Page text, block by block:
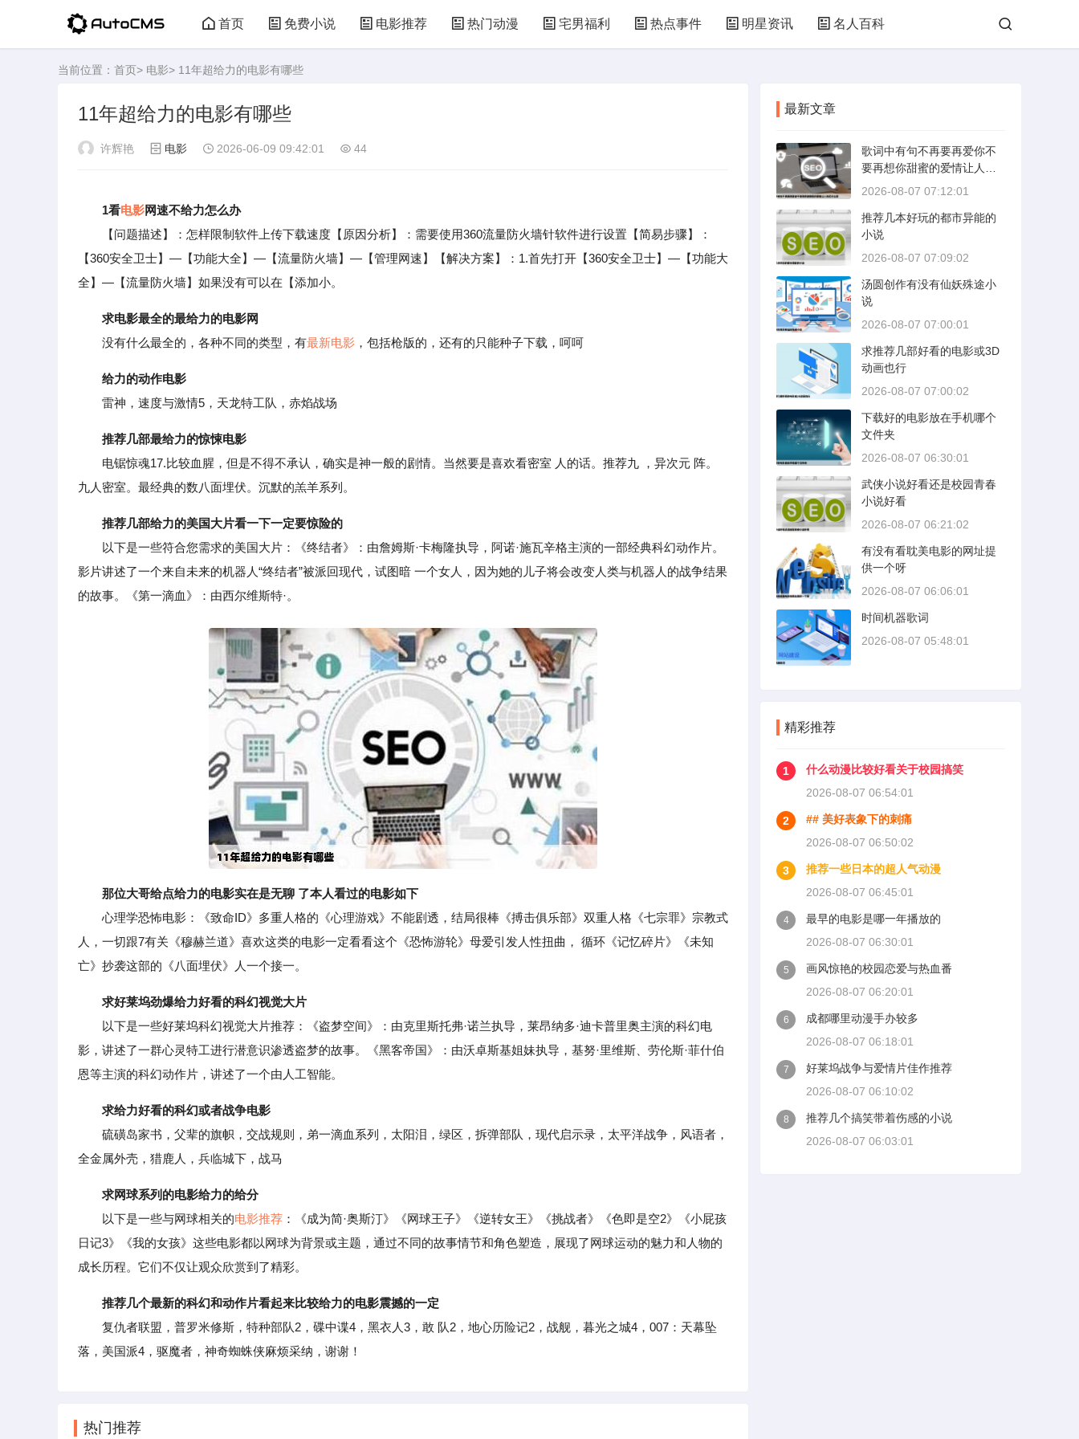
首页 免费小说 电影推荐 热门动漫 宅男福利 热点事件 明星资讯 名人百科
当前位置： 首页> 电影> 11年超给力的电影有哪些
11年超给力的电影有哪些
许辉艳 电影 2026-06-09 09:42:01 44
1看电影网速不给力怎么办
【问题描述】：怎样限制软件上传下载速度【原因分析】：需要使用360流量防火墙针软件进行设置【简易步骤】：
【360安全卫士】—【功能大全】—【流量防火墙】—【管理网速】【解决方案】：1.首先打开【360安全卫士】—【功能大
全】—【流量防火墙】如果没有可以在【添加小。
求电影最全的最给力的电影网
没有什么最全的，各种不同的类型，有最新电影 ，包括枪版的，还有的只能种子下载，呵呵
给力的动作电影
雷神，速度与激情5，天龙特工队，赤焰战场
推荐几部最给力的惊悚电影
电锯惊魂17.比较血腥，但是不得不承认，确实是神一般的剧情。当然要是喜欢看密室 人的话。推荐九 ，异次元 阵。
九人密室。最经典的数八面埋伏。沉默的羔羊系列。
推荐几部给力的美国大片看一下一定要惊险的
以下是一些符合您需求的美国大片：《终结者》：由詹姆斯·卡梅隆执导，阿诺·施瓦辛格主演的一部经典科幻动作片。
影片讲述了一个来自未来的机器人“终结者”被派回现代，试图暗 一个女人，因为她的儿子将会改变人类与机器人的战争结果
的故事。《第一滴血》：由西尔维斯特·。
那位大哥给点给力的电影实在是无聊 了本人看过的电影如下
心理学恐怖电影：《致命ID》多重人格的《心理游戏》不能剧透，结局很棒《搏击俱乐部》双重人格《七宗罪》宗教式
人，一切跟7有关《穆赫兰道》喜欢这类的电影一定看看这个《恐怖游轮》母爱引发人性扭曲， 循环《记忆碎片》《未知
亡》抄袭这部的《八面埋伏》人一个接一。
求好莱坞劲爆给力好看的科幻视觉大片
以下是一些好莱坞科幻视觉大片推荐：《盗梦空间》：由克里斯托弗·诺兰执导，莱昂纳多·迪卡普里奥主演的科幻电
影，讲述了一群心灵特工进行潜意识渗透盗梦的故事。《黑客帝国》：由沃卓斯基姐妹执导，基努·里维斯、劳伦斯·菲什伯
恩等主演的科幻动作片，讲述了一个由人工智能。
求给力好看的科幻或者战争电影
硫磺岛家书，父辈的旗帜，交战规则，弟一滴血系列，太阳泪，绿区，拆弹部队，现代启示录，太平洋战争，风语者，
全金属外壳，猎鹿人，兵临城下，战马
求网球系列的电影给力的给分
以下是一些与网球相关的电影推荐 ：《成为简·奥斯汀》《网球王子》《逆转女王》《挑战者》《色即是空2》《小屁孩
日记3》《我的女孩》这些电影都以网球为背景或主题，通过不同的故事情节和角色塑造，展现了网球运动的魅力和人物的
成长历程。它们不仅让观众欣赏到了精彩。
推荐几个最新的科幻和动作片看起来比较给力的电影震撼的一定
复仇者联盟，普罗米修斯，特种部队2，碟中谍4，黑衣人3，敢 队2，地心历险记2，战舰，暮光之城4，007：天幕坠
落，美国派4，驱魔者，神奇蜘蛛侠麻烦采纳，谢谢！
热门推荐
最新文章
歌词中有句不再要再爱你不
要再想你甜蜜的爱情让人失
忆什么歌
2026-08-07 07:12:01
推荐几本好玩的都市异能的
小说
2026-08-07 07:09:02
汤圆创作有没有仙妖殊途小
说
2026-08-07 07:00:01
求推荐几部好看的电影或3D
动画也行
2026-08-07 07:00:02
下载好的电影放在手机哪个
文件夹
2026-08-07 06:30:01
武侠小说好看还是校园青春
小说好看
2026-08-07 06:21:02
有没有看耽美电影的网址提
供一个呀
2026-08-07 06:06:01
时间机器歌词
2026-08-07 05:48:01
精彩推荐
1
什么动漫比较好看关于校园搞笑
2026-08-07 06:54:01
2
## 美好表象下的刺痛
2026-08-07 06:50:02
3
推荐一些日本的超人气动漫
2026-08-07 06:45:01
4
最早的电影是哪一年播放的
2026-08-07 06:30:01
5
画风惊艳的校园恋爱与热血番
2026-08-07 06:20:01
6
成都哪里动漫手办较多
2026-08-07 06:18:01
7
好莱坞战争与爱情片佳作推荐
2026-08-07 06:10:02
8
推荐几个搞笑带着伤感的小说
2026-08-07 06:03:01